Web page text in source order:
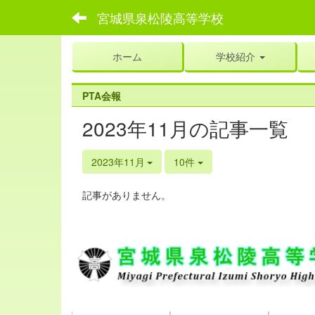
宮城県泉松陵高等学校
ホーム 学校紹介
PTA会報
2023年11月の記事一覧
2023年11月 10件
記事がありません。